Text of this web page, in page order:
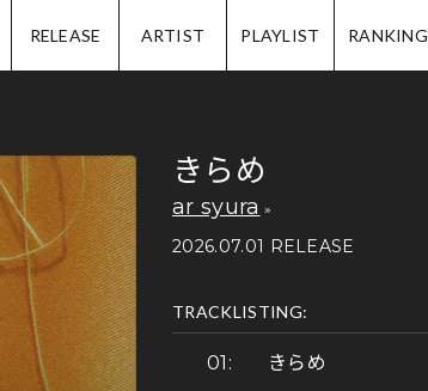
RELEASE ARTIST PLAYLIST RANKING
きらめ
ar syura
2026.07.01 RELEASE
TRACKLISTING:
きらめ